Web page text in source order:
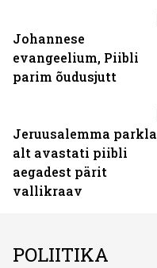
Johannese
evangeelium, Piibli
parim õudusjutt
Jeruusalemma parkla
alt avastati piibli
aegadest pärit
vallikraav
POLIITIKA